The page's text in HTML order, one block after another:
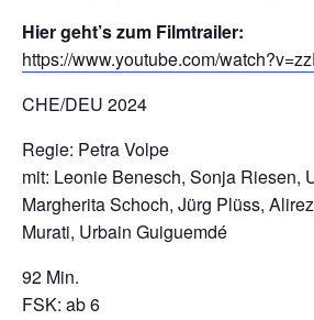
Hier geht’s zum Filmtrailer:
https://www.youtube.com/
CHE/DEU 2024
Regie: Petra Volpe
mit: Leonie Benesch, Sonja Riesen,
Margherita Schoch, Jürg Plüss,
Murati, Urbain Guiguemdé
92 Min.
FSK: ab 6